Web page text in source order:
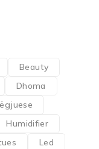
Beauty
Dhoma
Humidifier
Led